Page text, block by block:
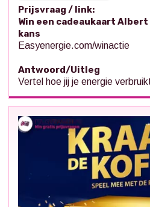
Prijsvraag / link:
Win een cadeaukaart
kans
Easyenergie.com/winactie
Antwoord/Uitleg
Vertel hoe jij je energie